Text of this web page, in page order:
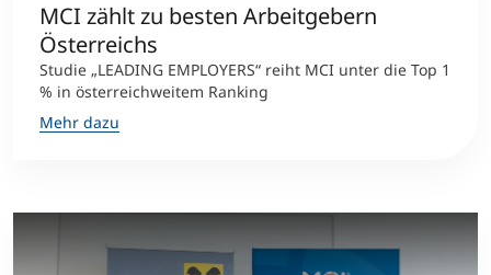
MCI zählt zu besten Arbeitgebern
Österreichs
Studie „LEADING EMPLOYERS“ reiht MCI unter die Top 1
% in österreichweitem Ranking
Mehr dazu